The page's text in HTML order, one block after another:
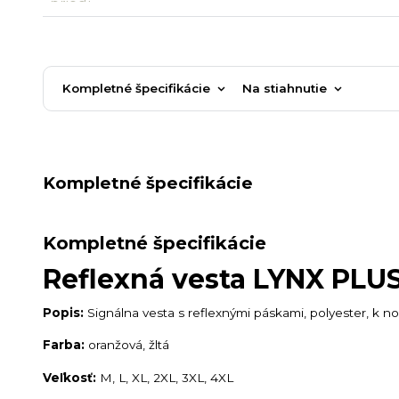
Kompletné špecifikácie Na stiahnutie
Kompletné špecifikácie
Kompletné špecifikácie
Reflexná vesta LYNX
Popis: Signálna vesta s reflexnými páskami, polyester, k
Farba: oranžová, žltá
Veľkosť: M, L, XL, 2XL, 3XL, 4XL